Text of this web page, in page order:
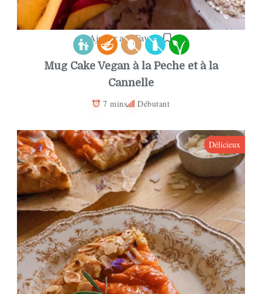
Ajouter aux Favoris
Mug Cake Vegan à la Pêche et à la
Cannelle
7 mins Débutant
Délicieux